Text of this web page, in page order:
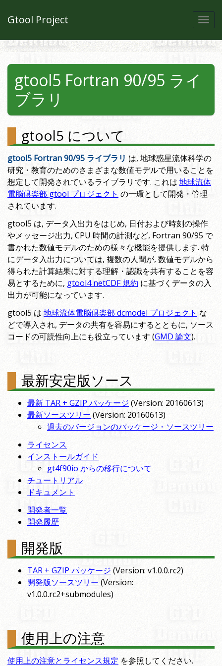
Gtool Project
gtool5 Fortran 90/95 ライ
ブラリ
gtool5 について
gtool5 Fortran 90/95 ライブラリ は, 地球惑星流体科学の
研究・教育のためのさまざまな数値モデルで用いることを
想定して開発されているライブラリです. これは 地球流体
電脳倶楽部 gtool プロジェクト の一環として開発・管理
されています.
gtool5 は, データ入出力をはじめ, 日付および時刻の操作
やメッセージ出力, CPU 時間の計測など, Fortran 90/95 で
書かれた数値モデルのための様々な機能を提供します. 特
にデータ入出力については, 複数の人間が, 数値モデルから
得られた計算結果に対する理解・認識を共有することを容
易とするために, gtool4 netCDF 規約 に基づくデータの入
出力が可能になっています.
gtool5 は 地球流体電脳倶楽部 dcmodel プロジェクト な
どで導入され, データの共有を容易にするとともに, ソース
コードの可読性向上にも役立っています (GMD 論文).
最新安定版ソース
最新 TAR + GZIP パッケージ (Version: 20160613)
最新ソースツリー (Version: 20160613)
過去のバージョンのパッケージ・ソースツリー
ライセンス
インストールガイド
gt4f90io からの移行について
チュートリアル
ドキュメント
開発者一覧
開発履歴
開発版
TAR + GZIP パッケージ (Version: v1.0.0.rc2)
開発版ソースツリー (Version:
v1.0.0.rc2+submodules)
使用上の注意
使用上の注意とライセンス規定 を参照してください.